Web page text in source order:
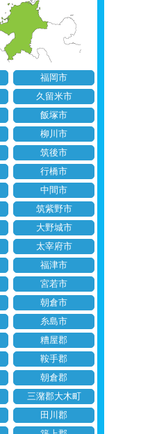
福岡市
久留米市
飯塚市
柳川市
筑後市
行橋市
中間市
筑紫野市
大野城市
太宰府市
福津市
宮若市
朝倉市
糸島市
糟屋郡
鞍手郡
朝倉郡
三潴郡大木町
田川郡